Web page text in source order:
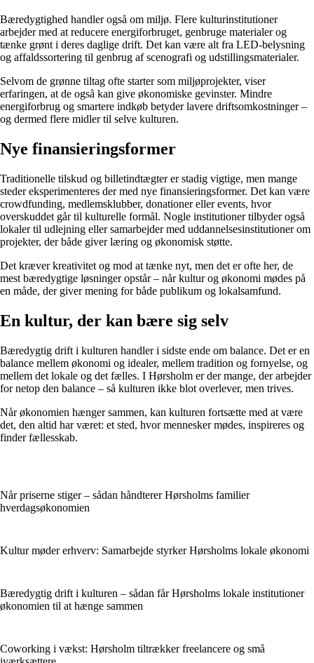
Bæredygtighed handler også om miljø. Flere kulturinstitutioner
arbejder med at reducere energiforbruget, genbruge materialer og
tænke grønt i deres daglige drift. Det kan være alt fra LED-belysning
og affaldssortering til genbrug af scenografi og udstillingsmaterialer.
Selvom de grønne tiltag ofte starter som miljøprojekter, viser
erfaringen, at de også kan give økonomiske gevinster. Mindre
energiforbrug og smartere indkøb betyder lavere driftsomkostninger –
og dermed flere midler til selve kulturen.
Nye finansieringsformer
Traditionelle tilskud og billetindtægter er stadig vigtige, men mange
steder eksperimenteres der med nye finansieringsformer. Det kan være
crowdfunding, medlemsklubber, donationer eller events, hvor
overskuddet går til kulturelle formål. Nogle institutioner tilbyder også
lokaler til udlejning eller samarbejder med uddannelsesinstitutioner om
projekter, der både giver læring og økonomisk støtte.
Det kræver kreativitet og mod at tænke nyt, men det er ofte her, de
mest bæredygtige løsninger opstår – når kultur og økonomi mødes på
en måde, der giver mening for både publikum og lokalsamfund.
En kultur, der kan bære sig selv
Bæredygtig drift i kulturen handler i sidste ende om balance. Det er en
balance mellem økonomi og idealer, mellem tradition og fornyelse, og
mellem det lokale og det fælles. I Hørsholm er der mange, der arbejder
for netop den balance – så kulturen ikke blot overlever, men trives.
Når økonomien hænger sammen, kan kulturen fortsætte med at være
det, den altid har været: et sted, hvor mennesker mødes, inspireres og
finder fællesskab.
Når priserne stiger – sådan håndterer Hørsholms familier
hverdagsøkonomien
Kultur møder erhverv: Samarbejde styrker Hørsholms lokale økonomi
Bæredygtig drift i kulturen – sådan får Hørsholms lokale institutioner
økonomien til at hænge sammen
Coworking i vækst: Hørsholm tiltrækker freelancere og små